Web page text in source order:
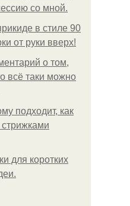
со мной.
в стиле 90
от руки вверх!
о том,
всё таки можно
подходит, как
стрижками
для коротких